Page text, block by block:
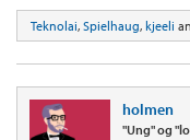
Teknolai, Spielhaug, kjeeli
holmen
"Ung" og